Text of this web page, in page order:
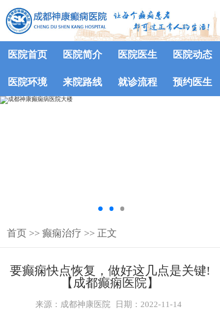
医院首页 医院简介 医院医生 医院动态
医院环境 来院路线 就诊流程 预约医生
首页 >> 癫痫治疗 >> 正文
要癫痫快点恢复，做好这几点是关键!
【成都癫痫医院】
来源：成都神康医院 日期：2022-11-14